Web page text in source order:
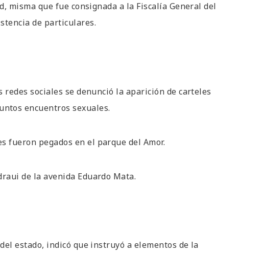
misma que fue consignada a la Fiscalía General del
de particulares.
sociales se denunció la aparición de carteles
encuentros sexuales.
fueron pegados en el parque del Amor.
de la avenida Eduardo Mata.
estado, indicó que instruyó a elementos de la